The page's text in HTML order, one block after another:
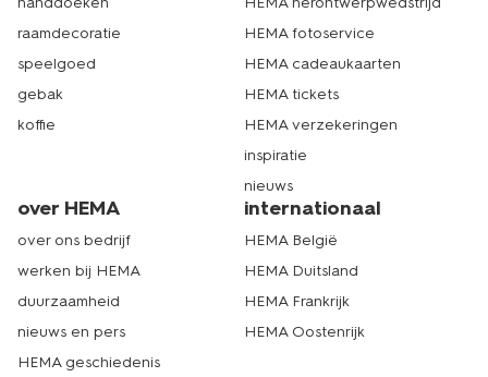
raamdecoratie
speelgoed
gebak
koffie
HEMA fotoservice
HEMA cadeaukaarten
HEMA tickets
HEMA verzekeringen
inspiratie
nieuws
over HEMA
over ons bedrijf
werken bij HEMA
duurzaamheid
nieuws en pers
HEMA geschiedenis
internationaal
HEMA België
HEMA Duitsland
HEMA Frankrijk
HEMA Oostenrijk